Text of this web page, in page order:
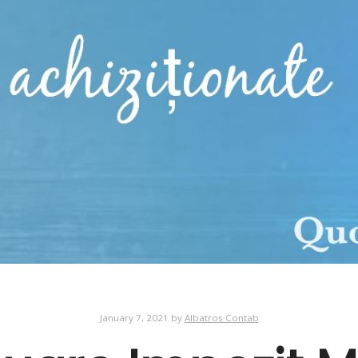
January 7, 2021 by Albatros Contab